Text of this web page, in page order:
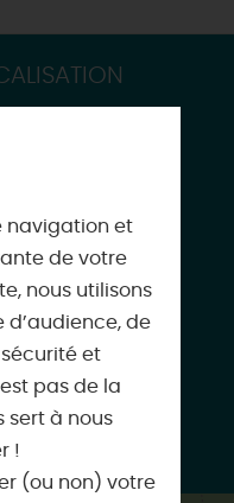
Dieu
96
navigation et
de votre
nous utilisons
d’audience, de
et
pas de la
sert à nous
!
(ou non) votre